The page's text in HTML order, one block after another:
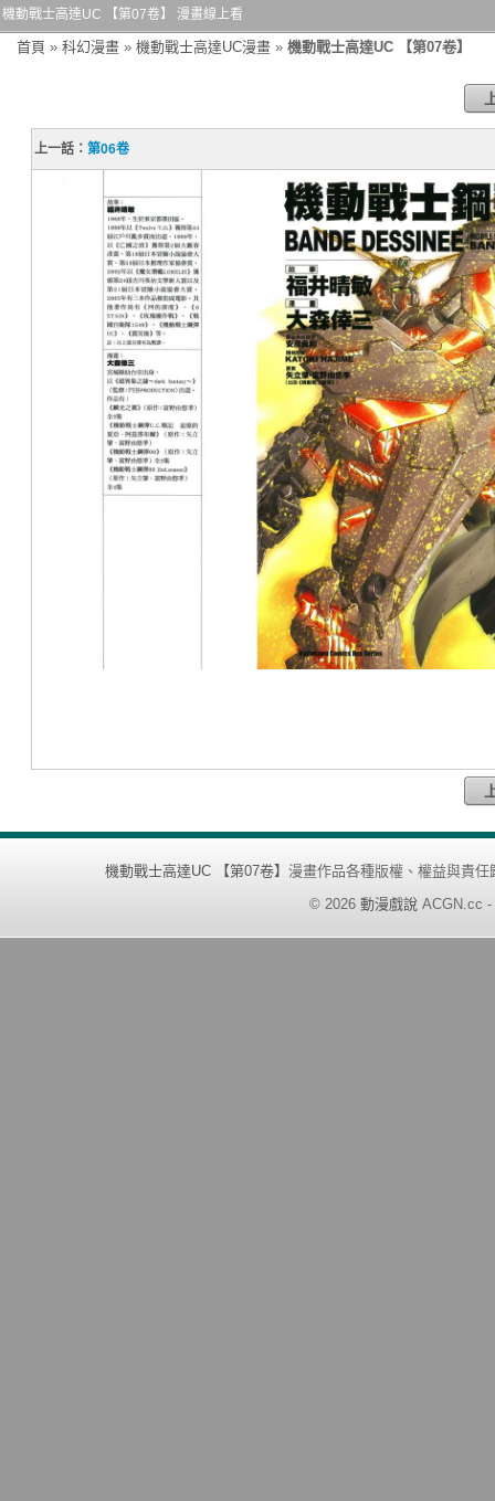
機動戰士高達UC 【第07卷】 漫畫線上看
首頁 » 科幻漫畫 » 機動戰士高達UC漫畫 » 機動戰士高達UC 【第07卷】
上一話：第06卷
機動戰士高達UC 【第07卷】 漫畫作品各種版權、權益與責任
© 2026 動漫戲說 ACGN.cc